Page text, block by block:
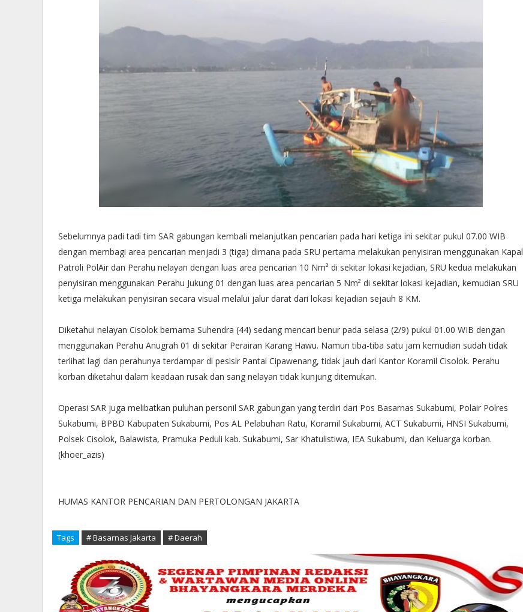
Sebelumnya padi tadi tim SAR gabungan kembali melanjutkan pencarian pada hari ketiga ini sekitar pukul 07.00 WIB
dengan membagi area pencarian menjadi 3 (tiga) dimana pada SRU pertama melakukan penyisiran menggunakan Kapal
Patroli PolAir dan Perahu nelayan dengan luas area pencarian 10 Nm² di sekitar lokasi kejadian, SRU kedua melakukan
penyisiran menggunakan Perahu Jukung 01 dengan luas area pencarian 5 Nm² di sekitar lokasi kejadian, kemudian SRU
ketiga melakukan penyisiran secara visual melalui jalur darat dari lokasi kejadian sejauh 8 KM.
Diketahui nelayan Cisolok bernama Suhendra (44) sedang mencari benur pada selasa (2/9) pukul 01.00 WIB dengan
menggunakan Perahu Anugrah 01 di sekitar Perairan Karang Hawu. Namun tiba-tiba satu jam kemudian sudah tidak
terlihat lagi dan perahunya terdampar di pesisir Pantai Cipawenang, tidak jauh dari Kantor Koramil Cisolok. Perahu
korban diketahui dalam keadaan rusak dan sang nelayan tidak kunjung ditemukan.
Operasi SAR juga melibatkan puluhan personil SAR gabungan yang terdiri dari Pos Basarnas Sukabumi, Polair Polres
Sukabumi, BPBD Kabupaten Sukabumi, Pos AL Pelabuhan Ratu, Koramil Sukabumi, ACT Sukabumi, HNSI Sukabumi,
Polsek Cisolok, Balawista, Pramuka Peduli kab. Sukabumi, Sar Khatulistiwa, IEA Sukabumi, dan Keluarga korban.
(khoer_azis)
HUMAS KANTOR PENCARIAN DAN PERTOLONGAN JAKARTA
Tags # Basarnas Jakarta # Daerah